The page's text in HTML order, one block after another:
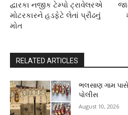
દ્વારકા નજીક ટેમ્પો ટ્રાવેલરએ
મોટરકારને હડફેટે લેતાં પ્રૌઢનું
મોત
RELATED ARTICLES
ભલસાણ ગામ
પોલીસ
August 10, 2026